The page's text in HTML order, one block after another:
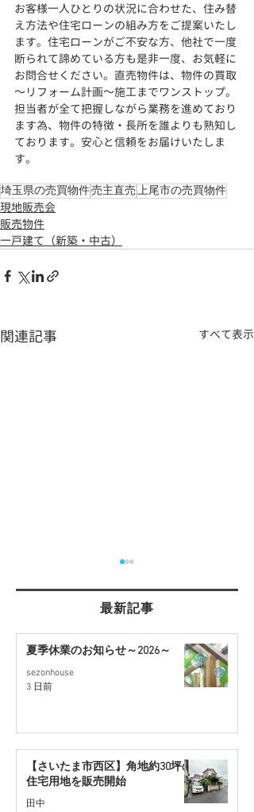
お客様一人ひとりの状況に合わせた、住み替
え方法や住宅ローンの組み方をご提案いたし
ます。住宅ローンがご不安な方、他社で一度
断られて諦めている方も是非一度、お気軽に
お問合せください。直売物件は、物件の買取
～リフォーム計画～施工までワンストップ。
担当者が全て把握しながら業務を進めており
ます為、物件の特徴・長所を誰よりも熟知し
ております。安心と信頼をお届けいたしま
す。
埼玉県の売買物件売主直売上尾市の売買物件
現地販売会
販売物件
一戸建て（新築・中古）
関連記事 すべて表示
【桶川市川田谷・東南角
販売予定
最新記事
夏季休業のお知らせ～2026～
sezonhouse
3 日前
【さいたま市西区】角地約30坪の
住宅用地を販売開始
田中